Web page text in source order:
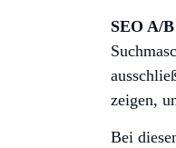
SEO A/
zeigen,
Bei